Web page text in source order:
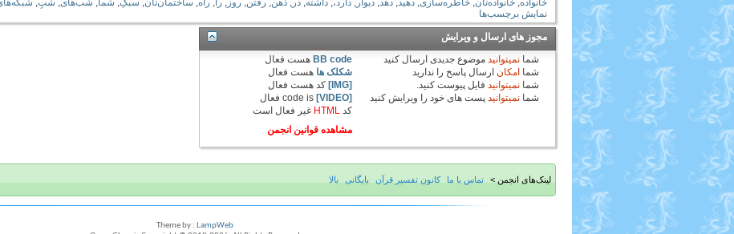
نمایش برچسب‌ها
مجوز های ارسال و ویرایش
شما نمیتوانید موضوع جدیدی ارسال کنید
شما امکانارسال پاسخ را ندارید
شما نمیتوانید فایل پیوست کنید.
شما نمیتوانید پست های خود را ویرایش کنید
BB codeهست فعال
شکلک ها هست فعال
[IMG]
کد هست فعال
[VIDEO]
code is
فعال
کد
HTML غیر فعال است
مشاهده قوانین انجمن
لینک‌های انجمن > تماس با ما کانون تفسیر قرآن بایگانی بالا
Theme by : LampWeb